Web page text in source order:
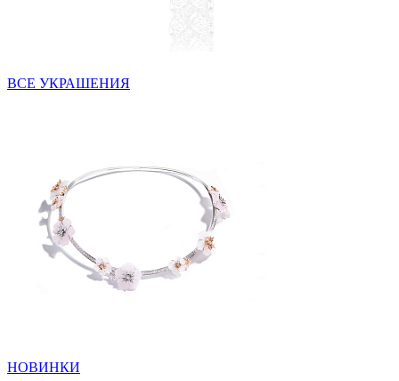
ВСЕ УКРАШЕНИЯ
НОВИНКИ